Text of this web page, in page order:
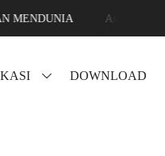
Assyifa karang sari
DOWNLOAD